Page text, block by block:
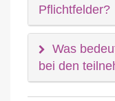
Pflichtfelder?
Was
bei den